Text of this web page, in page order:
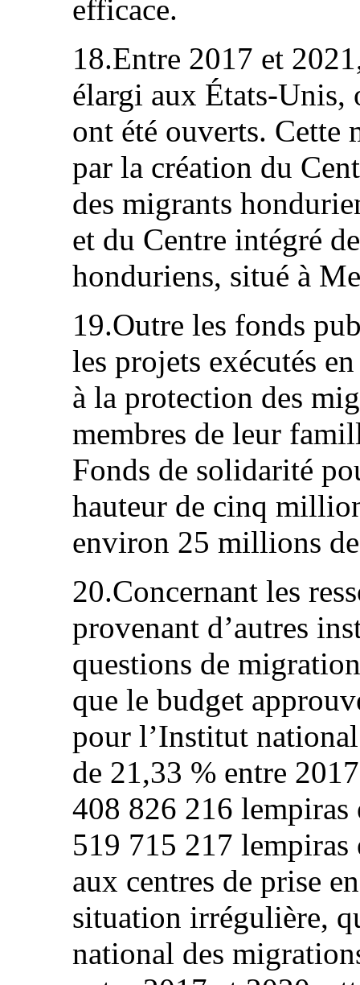
efficace.
18.Entre 2017 et
élargi aux États-Unis,
ont été ouverts. Cette
par la création du
des migrants
et du Centre intégré
honduriens, situé à
19.Outre les fonds
les projets exécutés
à la protection des
membres de leur
Fonds de solidarité
hauteur de cinq
environ 25 millions
20.Concernant les
provenant d’autres
questions de
que le budget
pour l’Institut
de 21,33 % entre
408 826 216 lempiras
519 715 217
aux centres de prise
situation irrégulière,
national des